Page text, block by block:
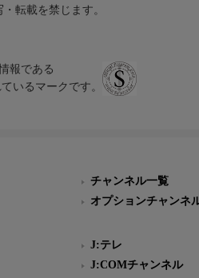
転載を禁じます。
報である
いるマークです。
チャンネル一覧
オプションチャンネ
J:テレ
J:COMチャンネル